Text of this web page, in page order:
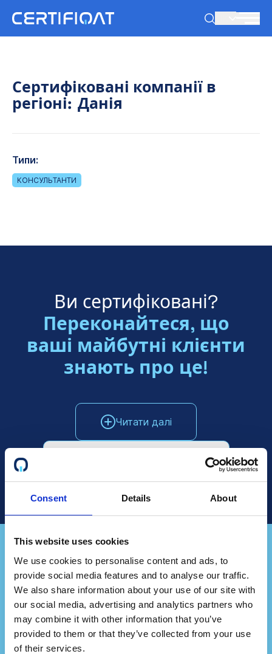
Consent Details About
This website uses cookies
We use cookies to personalise content and ads, to
provide social media features and to analyse our traffic.
We also share information about your use of our site with
our social media, advertising and analytics partners who
may combine it with other information that you’ve
provided to them or that they’ve collected from your use
of their services.
Сертифіковані компанії в
регіоні: Данія
Типи:
КОНСУЛЬТАНТИ
Ви сертифіковані?
Переконайтеся, що
ваші майбутні клієнти
знають про це!
Читати далі
Поговоріть з відділом продажів
Ви представляєте
консалтингову фірму?
Співпрацюйте з нами та створюйте ще більші
цінності для своїх сертифікованих клієнтів!
Зв'яжіться з нами для отримання додаткової